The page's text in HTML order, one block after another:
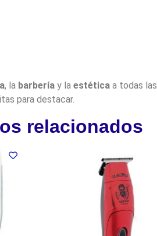
, la barberíay la estéticaa todas las
para destacar.
relacionados